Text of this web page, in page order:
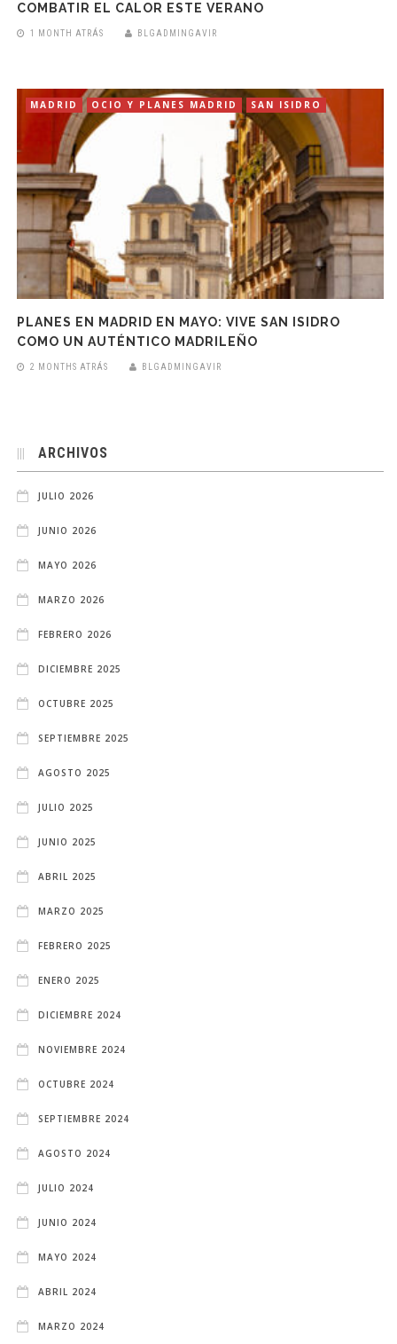
COMBATIR EL CALOR ESTE VERANO
1 MONTH ATRÁS BLGADMINGAVIR
MADRID OCIO Y PLANES MADRID SAN ISIDRO
PLANES EN MADRID EN MAYO: VIVE SAN ISIDRO
COMO UN AUTÉNTICO MADRILEÑO
2 MONTHS ATRÁS BLGADMINGAVIR
ARCHIVOS
JULIO 2026
JUNIO 2026
MAYO 2026
MARZO 2026
FEBRERO 2026
DICIEMBRE 2025
OCTUBRE 2025
SEPTIEMBRE 2025
AGOSTO 2025
JULIO 2025
JUNIO 2025
ABRIL 2025
MARZO 2025
FEBRERO 2025
ENERO 2025
DICIEMBRE 2024
NOVIEMBRE 2024
OCTUBRE 2024
SEPTIEMBRE 2024
AGOSTO 2024
JULIO 2024
JUNIO 2024
MAYO 2024
ABRIL 2024
MARZO 2024